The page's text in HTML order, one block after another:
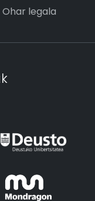
Ohar legala